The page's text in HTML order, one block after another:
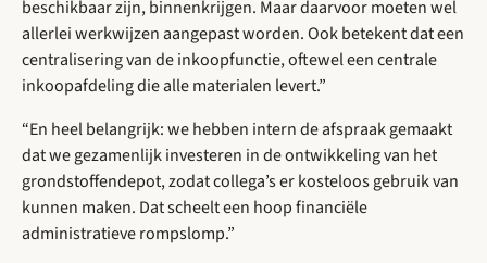
beschikbaar zijn, binnenkrijgen. Maar daarvoor moeten wel
allerlei werkwijzen aangepast worden. Ook betekent dat een
centralisering van de inkoopfunctie, oftewel een centrale
inkoopafdeling die alle materialen levert.”
“En heel belangrijk: we hebben intern de afspraak gemaakt
dat we gezamenlijk investeren in de ontwikkeling van het
grondstoffendepot, zodat collega’s er kosteloos gebruik van
kunnen maken. Dat scheelt een hoop financiële
administratieve rompslomp.”